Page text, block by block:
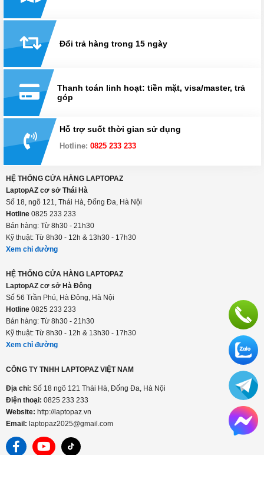
Đổi trả hàng trong 15 ngày
Thanh toán linh hoạt: tiền mặt, visa/master, trả
góp
Hỗ trợ suốt thời gian sử dụng
Hotline: 0825 233 233
HỆ THỐNG CỬA HÀNG LAPTOPAZ
LaptopAZ cơ sở Thái Hà
Số 18, ngõ 121, Thái Hà, Đống Đa, Hà Nội
Hotline 0825 233 233
Bán hàng: Từ 8h30 - 21h30
Kỹ thuật: Từ 8h30 - 12h & 13h30 - 17h30
Xem chỉ đường
HỆ THỐNG CỬA HÀNG LAPTOPAZ
LaptopAZ cơ sở Hà Đông
Số 56 Trần Phú, Hà Đông, Hà Nội
Hotline 0825 233 233
Bán hàng: Từ 8h30 - 21h30
Kỹ thuật: Từ 8h30 - 12h & 13h30 - 17h30
Xem chỉ đường
CÔNG TY TNHH LAPTOPAZ VIỆT NAM
Địa chỉ: Số 18 ngõ 121 Thái Hà, Đống Đa, Hà Nội
Điện thoại: 0825 233 233
Website: http://laptopaz.vn
Email: laptopaz2025@gmail.com